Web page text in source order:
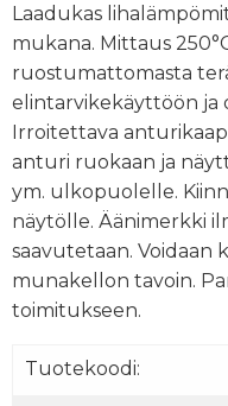
Laadukas
mukana. Mittaus 250°
ruostumattomasta
elintarvikekäyttöön ja
Irroitettava
anturi ruokaan ja
ym. ulkopuolelle.
näytölle. Äänimerkki
saavutetaan. Voidaan
munakellon tavoin.
toimitukseen.
Tuotekoodi: